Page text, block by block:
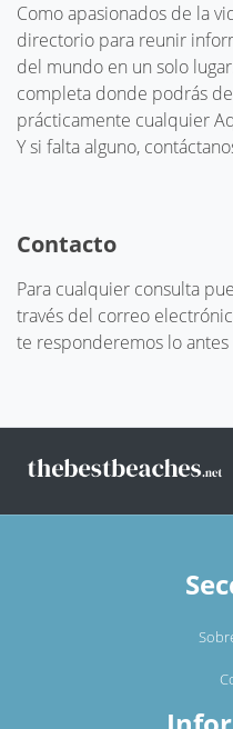
Como apasionados de la
directorio para reunir
del mundo en un solo
completa donde podrás
prácticamente cualquier
Y si falta alguno,
Contacto
Para cualquier consulta
través del correo
te responderemos lo